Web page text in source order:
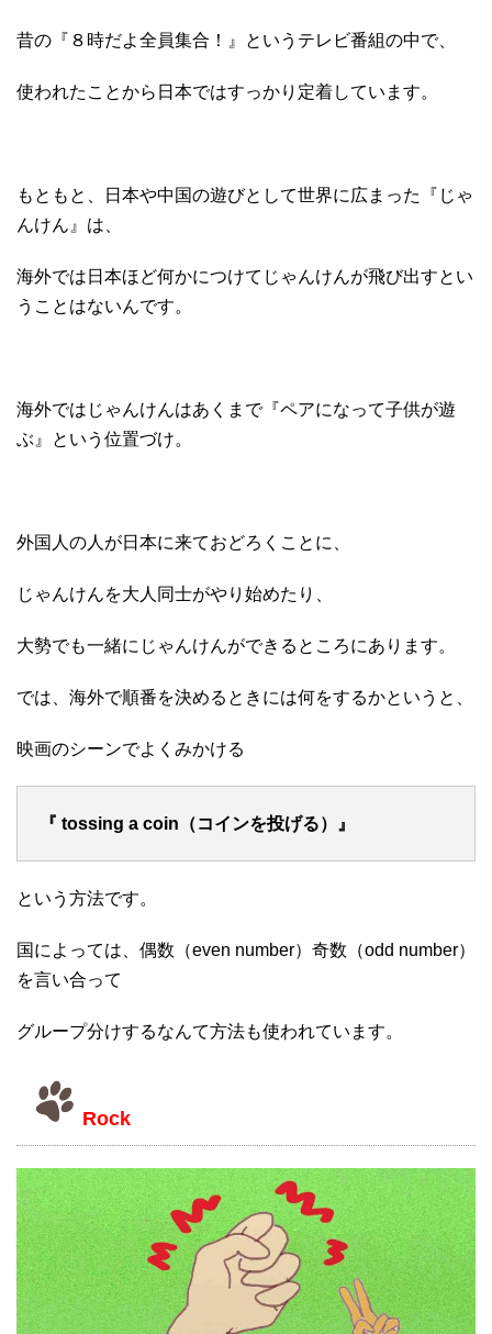
昔の『８時だよ全員集合！』というテレビ番組の中で、
使われたことから日本ではすっかり定着しています。
もともと、日本や中国の遊びとして世界に広まった『じゃ
んけん』は、
海外では日本ほど何かにつけてじゃんけんが飛び出すとい
うことはないんです。
海外ではじゃんけんはあくまで『ペアになって子供が遊
ぶ』という位置づけ。
外国人の人が日本に来ておどろくことに、
じゃんけんを大人同士がやり始めたり、
大勢でも一緒にじゃんけんができるところにあります。
では、海外で順番を決めるときには何をするかというと、
映画のシーンでよくみかける
『 tossing a coin（コインを投げる）』
という方法です。
国によっては、偶数（even number）奇数（odd number）
を言い合って
グループ分けするなんて方法も使われています。
Rock